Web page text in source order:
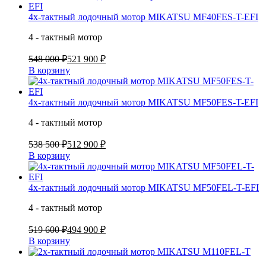
4х-тактный лодочный мотор MIKATSU MF40FES-T-EFI
4 - тактный мотор
548 000 ₽521 900 ₽
В корзину
4х-тактный лодочный мотор MIKATSU MF50FES-T-EFI
4 - тактный мотор
538 500 ₽512 900 ₽
В корзину
4х-тактный лодочный мотор MIKATSU MF50FEL-T-EFI
4 - тактный мотор
519 600 ₽494 900 ₽
В корзину